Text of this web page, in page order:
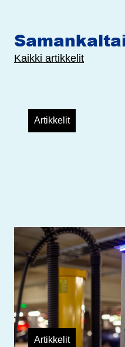
Kaikki artikkelit
Artikkelit
TouchPayGo-
sähköautojen
Luumäellä
Artikkelit